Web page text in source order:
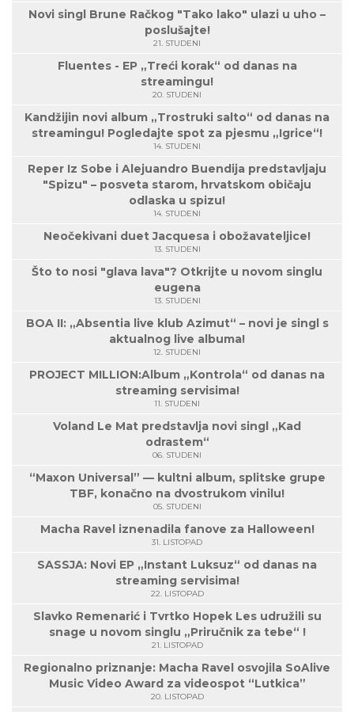
Novi singl Brune Račkog "Tako lako" ulazi u uho –
poslušajte!
21. STUDENI
Fluentes - EP „Treći korak“ od danas na
streamingu!
20. STUDENI
Kandžijin novi album „Trostruki salto“ od danas na
streamingu! Pogledajte spot za pjesmu „Igrice“!
14. STUDENI
Reper Iz Sobe i Alejuandro Buendija predstavljaju
"Spizu" – posveta starom, hrvatskom običaju
odlaska u spizu!
14. STUDENI
Neočekivani duet Jacquesa i obožavateljice!
13. STUDENI
Što to nosi "glava lava"? Otkrijte u novom singlu
eugena
13. STUDENI
BOA II: „Absentia live klub Azimut“ – novi je singl s
aktualnog live albuma!
12. STUDENI
PROJECT MILLION:Album „Kontrola“ od danas na
streaming servisima!
11. STUDENI
Voland Le Mat predstavlja novi singl „Kad
odrastem“
06. STUDENI
“Maxon Universal” — kultni album, splitske grupe
TBF, konačno na dvostrukom vinilu!
05. STUDENI
Macha Ravel iznenadila fanove za Halloween!
31. LISTOPAD
SASSJA: Novi EP „Instant Luksuz“ od danas na
streaming servisima!
22. LISTOPAD
Slavko Remenarić i Tvrtko Hopek Les udružili su
snage u novom singlu „Priručnik za tebe“ !
21. LISTOPAD
Regionalno priznanje: Macha Ravel osvojila SoAlive
Music Video Award za videospot “Lutkica”
20. LISTOPAD